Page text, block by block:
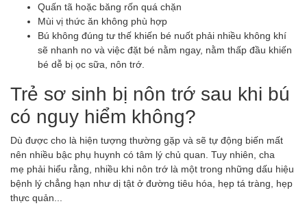
Quấn tã hoặc băng rốn quá chặn
Mùi vị thức ăn không phù hợp
Bú không đúng tư thế khiến bé nuốt phải nhiều không khí
sẽ nhanh no và việc đặt bé nằm ngay, nằm thấp đầu khiến
bé dễ bị ọc sữa, nôn trớ.
Trẻ sơ sinh bị nôn trớ sau khi bú
có nguy hiểm không?
Dù được cho là hiện tượng thường gặp và sẽ tự động biến mất
nên nhiều bậc phụ huynh có tâm lý chủ quan. Tuy nhiên, cha
mẹ phải hiểu rằng, nhiều khi nôn trớ là một trong những dấu hiệu
bệnh lý chẳng hạn như dị tật ở đường tiêu hóa, hẹp tá tràng, hẹp
thực quản...